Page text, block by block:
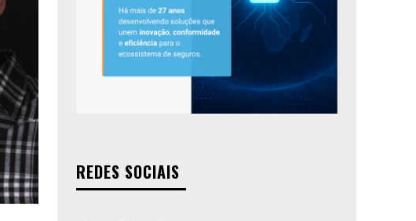
REDES SOCIAIS